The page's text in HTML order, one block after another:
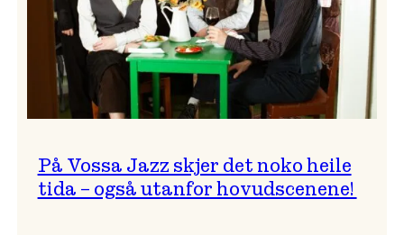
På Vossa Jazz skjer det noko heile
tida – også utanfor hovudscenene!